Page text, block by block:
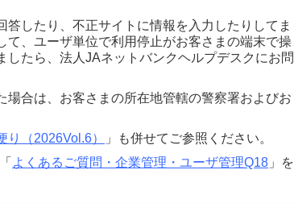
したり、不正サイトに情報を入力したりしてま
て、ユーザ単位で利用停止がお客さまの端末で操
たら、法人JAネットバンクヘルプデスクにお問
合は、お客さまの所在地管轄の警察署およびお
り（2026Vol.6）
」も併せてご参照ください。
よくあるご質問・企業管理・ユーザ管理Q18 」を